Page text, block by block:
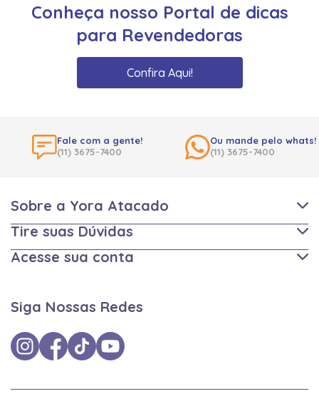
Conheça nosso Portal de dicas
para Revendedoras
Confira Aqui!
Fale com a gente!
(11) 3675-7400
Ou mande pelo whats!
(11) 3675-7400
Sobre a Yora Atacado
Tire suas Dúvidas
Acesse sua conta
Siga Nossas Redes